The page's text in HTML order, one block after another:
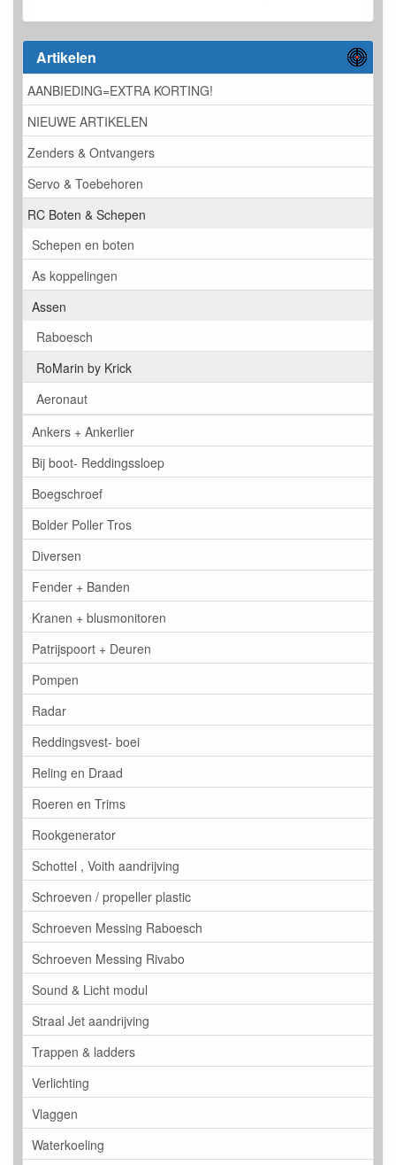
Artikelen
AANBIEDING=EXTRA KORTING!
NIEUWE ARTIKELEN
Zenders & Ontvangers
Servo & Toebehoren
RC Boten & Schepen
Schepen en boten
As koppelingen
Assen
Raboesch
RoMarin by Krick
Aeronaut
Ankers + Ankerlier
Bij boot- Reddingssloep
Boegschroef
Bolder Poller Tros
Diversen
Fender + Banden
Kranen + blusmonitoren
Patrijspoort + Deuren
Pompen
Radar
Reddingsvest- boei
Reling en Draad
Roeren en Trims
Rookgenerator
Schottel , Voith aandrijving
Schroeven / propeller plastic
Schroeven Messing Raboesch
Schroeven Messing Rivabo
Sound & Licht modul
Straal Jet aandrijving
Trappen & ladders
Verlichting
Vlaggen
Waterkoeling